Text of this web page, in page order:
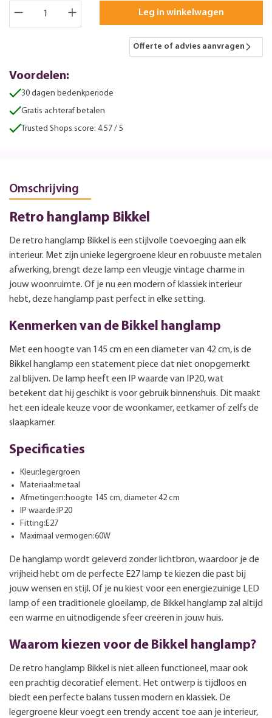
Leg in winkelwagen
Offerte of advies aanvragen
Voordelen:
30 dagen bedenkperiode
Gratis achteraf betalen
Trusted Shops score: 4.57 / 5
Omschrijving
Retro hanglamp Bikkel
De retro hanglamp Bikkel is een stijlvolle toevoeging aan elk
interieur. Met zijn unieke legergroene kleur en robuuste metalen
afwerking, brengt deze lamp een vleugje vintage charme in
jouw woonruimte. Of je nu een modern of klassiek interieur
hebt, deze hanglamp past perfect in elke setting.
Kenmerken van de Bikkel hanglamp
Met een hoogte van 145 cm en een diameter van 42 cm, is de
Bikkel hanglamp een statement piece dat niet onopgemerkt
zal blijven. De lamp heeft een IP waarde van IP20, wat
betekent dat hij geschikt is voor gebruik binnenshuis. Dit maakt
het een ideale keuze voor de woonkamer, eetkamer of zelfs de
slaapkamer.
Specificaties
Kleur:legergroen
Materiaal:metaal
Afmetingen:hoogte 145 cm, diameter 42 cm
IP waarde:IP20
Fitting:E27
Maximaal vermogen:60W
De hanglamp wordt geleverd zonder lichtbron, waardoor je de
vrijheid hebt om de perfecte E27 lamp te kiezen die past bij
jouw wensen en stijl. Of je nu kiest voor een energiezuinige LED
lamp of een traditionele gloeilamp, de Bikkel hanglamp zal altijd
een warme en uitnodigende sfeer creëren in jouw huis.
Waarom kiezen voor de Bikkel hanglamp?
De retro hanglamp Bikkel is niet alleen functioneel, maar ook
een prachtig decoratief element. Het ontwerp is tijdloos en
biedt een perfecte balans tussen modern en klassiek. De
legergroene kleur voegt een trendy accent toe aan je interieur,